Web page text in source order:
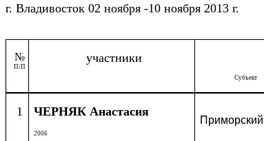
г. Владивосток 02 ноября -10 ноября 2013 г.
№
П/П
участники
Субъект
1 ЧЕРНЯК Анастасия
2006
Приморский